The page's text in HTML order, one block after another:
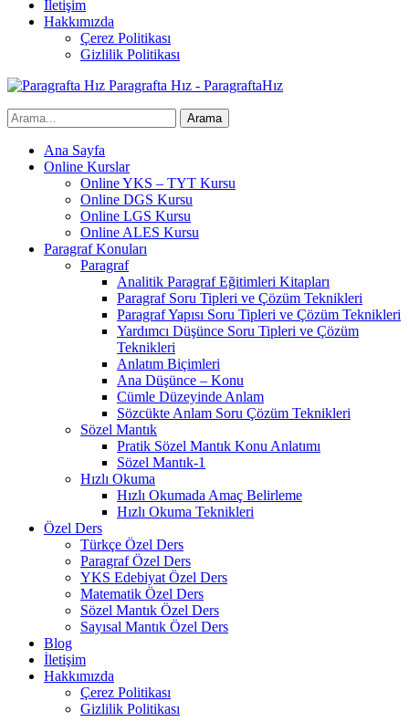
İletişim
Hakkımızda
Çerez Politikası
Gizlilik Politikası
Paragrafta Hız - ParagraftaHız
Ana Sayfa
Online Kurslar
Online YKS – TYT Kursu
Online DGS Kursu
Online LGS Kursu
Online ALES Kursu
Paragraf Konuları
Paragraf
Analitik Paragraf Eğitimleri Kitapları
Paragraf Soru Tipleri ve Çözüm Teknikleri
Paragraf Yapısı Soru Tipleri ve Çözüm Teknikleri
Yardımcı Düşünce Soru Tipleri ve Çözüm
Teknikleri
Anlatım Biçimleri
Ana Düşünce – Konu
Cümle Düzeyinde Anlam
Sözcükte Anlam Soru Çözüm Teknikleri
Sözel Mantık
Pratik Sözel Mantık Konu Anlatımı
Sözel Mantık-1
Hızlı Okuma
Hızlı Okumada Amaç Belirleme
Hızlı Okuma Teknikleri
Özel Ders
Türkçe Özel Ders
Paragraf Özel Ders
YKS Edebiyat Özel Ders
Matematik Özel Ders
Sözel Mantık Özel Ders
Sayısal Mantık Özel Ders
Blog
İletişim
Hakkımızda
Çerez Politikası
Gizlilik Politikası